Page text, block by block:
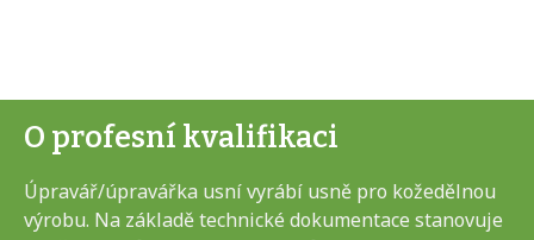
O profesní kvalifikaci
Úpravář/úpravářka usní vyrábí usně pro kožedělnou
výrobu. Na základě technické dokumentace stanovuje